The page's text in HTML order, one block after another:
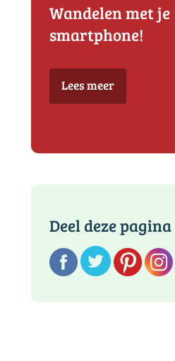
Wandelen met je
smartphone!
Lees meer
Deel deze pagina